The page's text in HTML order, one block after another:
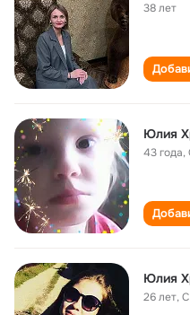
38 лет
Юлия
43 года,
Юлия
26 лет,